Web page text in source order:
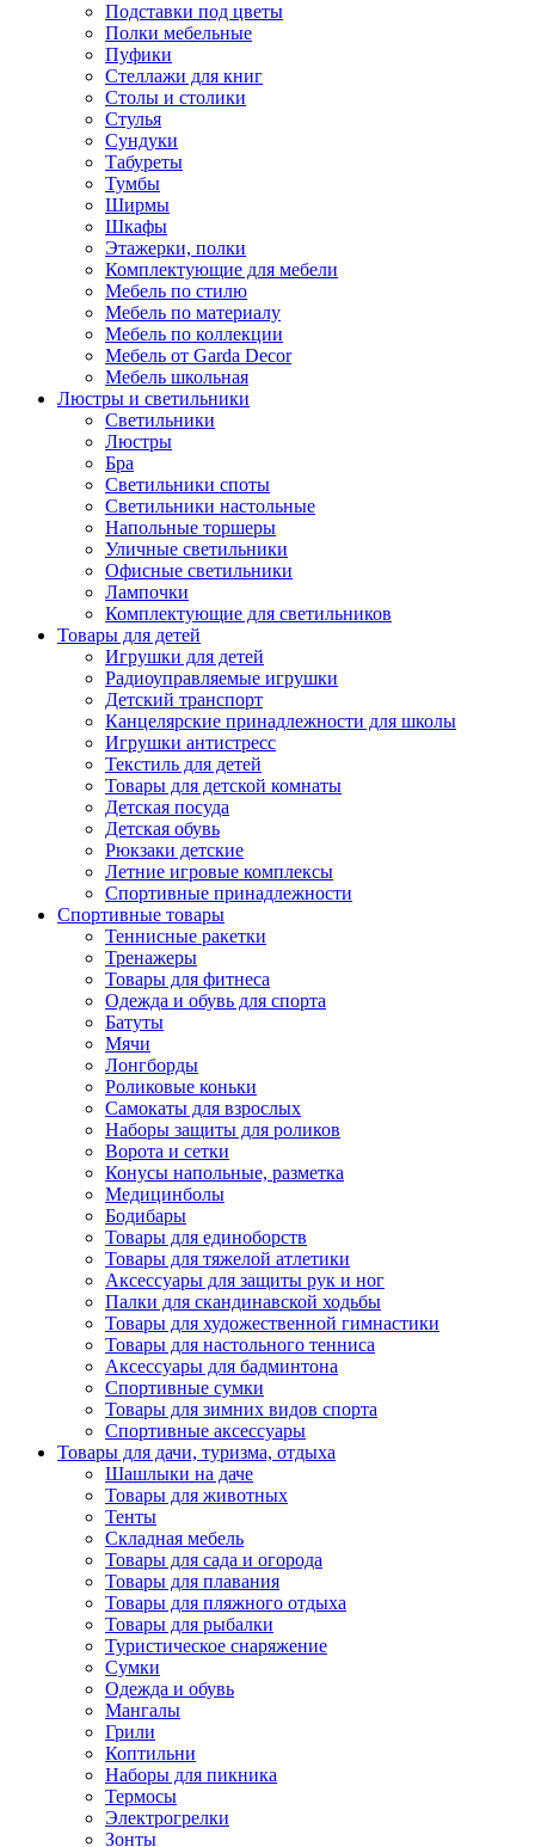
Подставки под цветы
Полки мебельные
Пуфики
Стеллажи для книг
Столы и столики
Стулья
Сундуки
Табуреты
Тумбы
Ширмы
Шкафы
Этажерки, полки
Комплектующие для мебели
Мебель по стилю
Мебель по материалу
Мебель по коллекции
Мебель от Garda Decor
Мебель школьная
Люстры и светильники
Светильники
Люстры
Бра
Светильники споты
Светильники настольные
Напольные торшеры
Уличные светильники
Офисные светильники
Лампочки
Комплектующие для светильников
Товары для детей
Игрушки для детей
Радиоуправляемые игрушки
Детский транспорт
Канцелярские принадлежности для школы
Игрушки антистресс
Текстиль для детей
Товары для детской комнаты
Детская посуда
Детская обувь
Рюкзаки детские
Летние игровые комплексы
Спортивные принадлежности
Спортивные товары
Теннисные ракетки
Тренажеры
Товары для фитнеса
Одежда и обувь для спорта
Батуты
Мячи
Лонгборды
Роликовые коньки
Самокаты для взрослых
Наборы защиты для роликов
Ворота и сетки
Конусы напольные, разметка
Медицинболы
Бодибары
Товары для единоборств
Товары для тяжелой атлетики
Аксессуары для защиты рук и ног
Палки для скандинавской ходьбы
Товары для художественной гимнастики
Товары для настольного тенниса
Аксессуары для бадминтона
Спортивные сумки
Товары для зимних видов спорта
Спортивные аксессуары
Товары для дачи, туризма, отдыха
Шашлыки на даче
Товары для животных
Тенты
Складная мебель
Товары для сада и огорода
Товары для плавания
Товары для пляжного отдыха
Товары для рыбалки
Туристическое снаряжение
Сумки
Одежда и обувь
Мангалы
Грили
Коптильни
Наборы для пикника
Термосы
Электрогрелки
Зонты